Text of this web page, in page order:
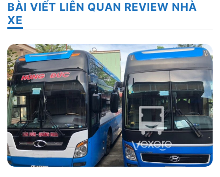
BÀI VIẾT LIÊN QUAN REVIEW NHÀ
XE